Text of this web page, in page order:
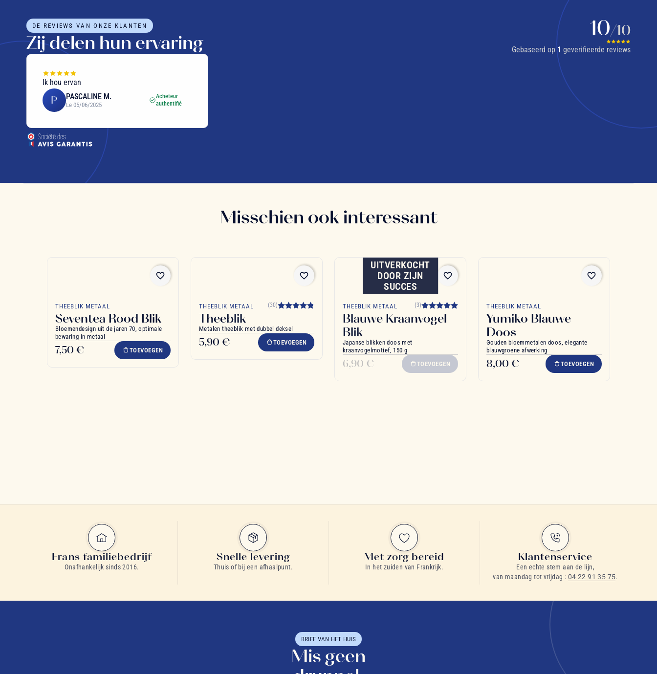
DE REVIEWS VAN ONZE KLANTEN
Zij delen hun ervaring
10/10
Gebaseerd op 1 geverifieerde reviews
Ik hou ervan
P PASCALINE M.
Le 05/06/2025
Acheteur
authentifié
Misschien ook interessant
favorite_border
THEEBLIK METAAL
Seventea Rood Blik
Bloemendesign uit de jaren 70, optimale
bewaring in metaal
7,50 € TOEVOEGEN
favorite_border
THEEBLIK METAAL (30)
Theeblik
Metalen theeblik met dubbel deksel
5,90 € TOEVOEGEN
favorite_border
UITVERKOCHT
DOOR ZIJN
SUCCES
THEEBLIK METAAL (3)
Blauwe Kraanvogel
Blik
Japanse blikken doos met
kraanvogelmotief, 150 g
6,90 € TOEVOEGEN
favorite_border
THEEBLIK METAAL
Yumiko Blauwe
Doos
Gouden bloemmetalen doos, elegante
blauwgroene afwerking
8,00 € TOEVOEGEN
Frans familiebedrijf
Onafhankelijk sinds 2016.
Snelle levering
Thuis of bij een afhaalpunt.
Met zorg bereid
In het zuiden van Frankrijk.
Klantenservice
Een echte stem aan de lijn,
van maandag tot vrijdag : 04 22 91 35 75.
BRIEF VAN HET HUIS
Mis geen